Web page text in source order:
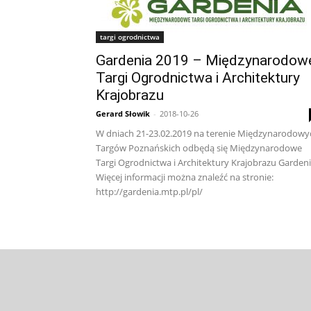
targi ogrodnictwa
Gardenia 2019 –
Targi Ogrodnictwa i Architektury
Krajobrazu
Gerard Słowik - 2018-10-26
W dniach 21-23.02.2019 na terenie
Targów Poznańskich odbędą się Międzynarodowe
Targi Ogrodnictwa i Architektury Krajobrazu
Więcej informacji można znaleźć na stronie:
http://gardenia.mtp.pl/pl/